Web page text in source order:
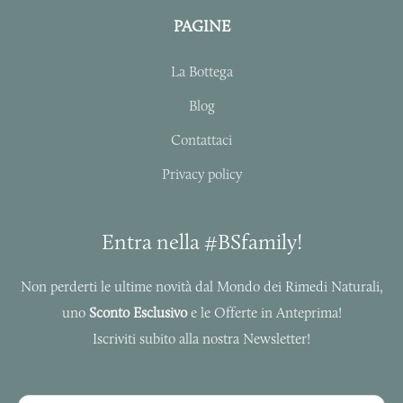
a
g
a
b
o
k
PAGINE
La Bottega
Blog
Contattaci
Privacy policy
Entra nella #BSfamily!
Non perderti le ultime novità dal Mondo dei Rimedi Naturali,
uno Sconto Esclusivoe le Offerte in Anteprima!
Iscriviti subito alla nostra Newsletter!